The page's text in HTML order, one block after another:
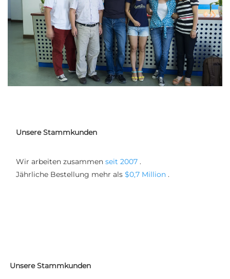
Unsere Stammkunden
Wir arbeiten zusammen seit 2007 .
Jährliche Bestellung mehr als $0,7 Million .
Unsere Stammkunden